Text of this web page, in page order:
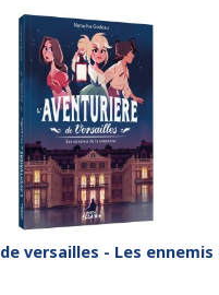
versailles - Les ennemis